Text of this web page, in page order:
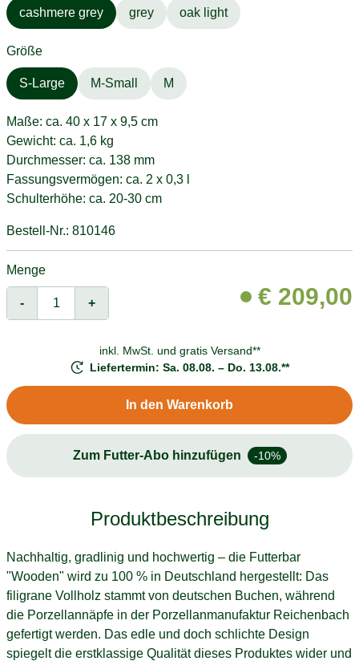
cashmere grey grey oak light
Größe
S-Large M-Small M
Maße: ca. 40 x 17 x 9,5 cm
Gewicht: ca. 1,6 kg
Durchmesser: ca. 138 mm
Fassungsvermögen: ca. 2 x 0,3 l
Schulterhöhe: ca. 20-30 cm
Bestell-Nr.: 810146
Menge
- + € 209,00
inkl. MwSt. und gratis Versand**
Liefertermin: Sa. 08.08. – Do. 13.08.**
In den Warenkorb
Zum Futter-Abo hinzufügen -10%
Produktbeschreibung
Nachhaltig, gradlinig und hochwertig – die Futterbar
"Wooden" wird zu 100 % in Deutschland hergestellt: Das
filigrane Vollholz stammt von deutschen Buchen, während
die Porzellannäpfe in der Porzellanmanufaktur Reichenbach
gefertigt werden. Das edle und doch schlichte Design
spiegelt die erstklassige Qualität dieses Produktes wider und